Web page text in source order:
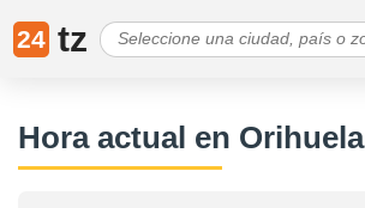
24 tz
Hora actual en Orihuela